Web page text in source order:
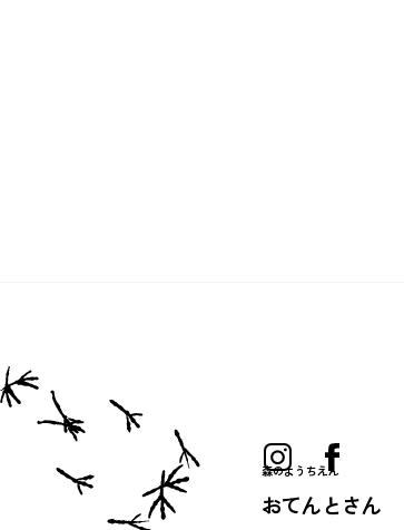
森のようちえん
おてんとさん